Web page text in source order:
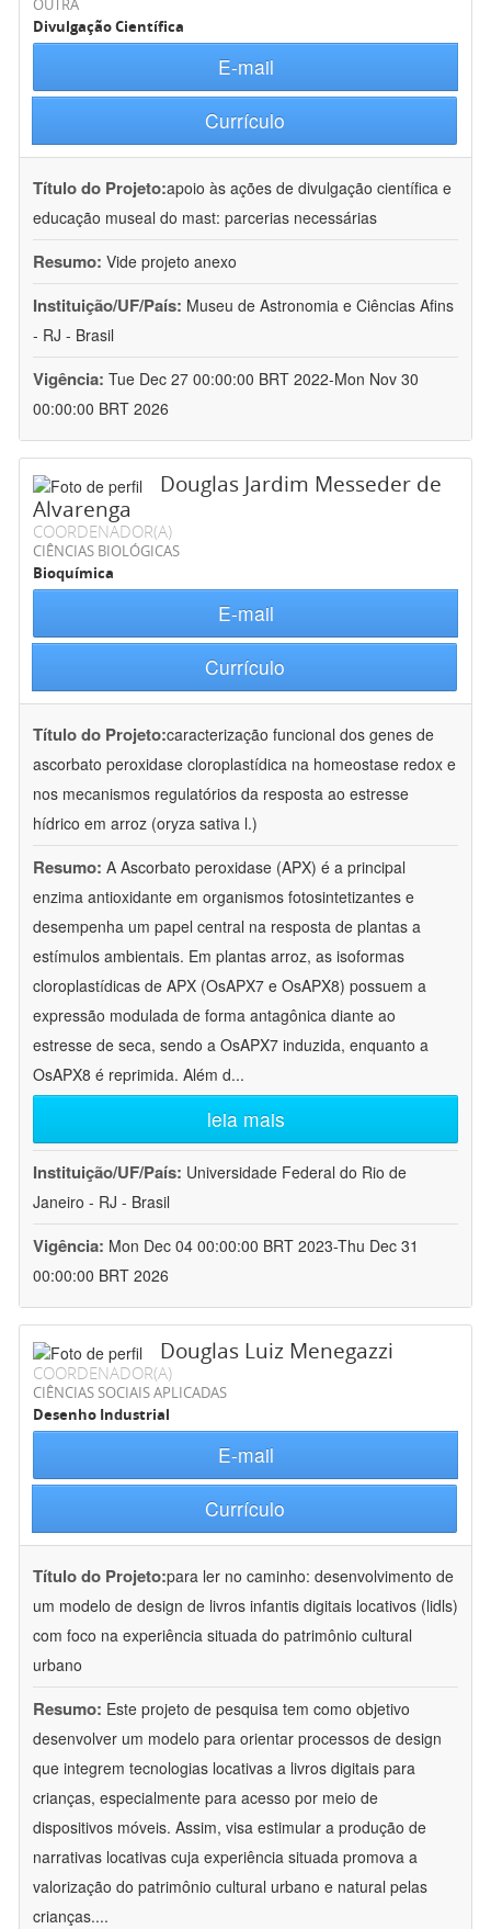
OUTRA
Divulgação Científica
E-mail
Currículo
Título do Projeto:apoio às ações de divulgação científica e
educação museal do mast: parcerias necessárias
Resumo: Vide projeto anexo
Instituição/UF/País: Museu de Astronomia e Ciências Afins
- RJ - Brasil
Vigência: Tue Dec 27 00:00:00 BRT 2022-Mon Nov 30
00:00:00 BRT 2026
Douglas Jardim Messeder de
Alvarenga
COORDENADOR(A)
CIÊNCIAS BIOLÓGICAS
Bioquímica
E-mail
Currículo
Título do Projeto:caracterização funcional dos genes de
ascorbato peroxidase cloroplastídica na homeostase redox e
nos mecanismos regulatórios da resposta ao estresse
hídrico em arroz (oryza sativa l.)
Resumo: A Ascorbato peroxidase (APX) é a principal
enzima antioxidante em organismos fotosintetizantes e
desempenha um papel central na resposta de plantas a
estímulos ambientais. Em plantas arroz, as isoformas
cloroplastídicas de APX (OsAPX7 e OsAPX8) possuem a
expressão modulada de forma antagônica diante ao
estresse de seca, sendo a OsAPX7 induzida, enquanto a
OsAPX8 é reprimida. Além d...
leia mais
Instituição/UF/País: Universidade Federal do Rio de
Janeiro - RJ - Brasil
Vigência: Mon Dec 04 00:00:00 BRT 2023-Thu Dec 31
00:00:00 BRT 2026
Douglas Luiz Menegazzi
COORDENADOR(A)
CIÊNCIAS SOCIAIS APLICADAS
Desenho Industrial
E-mail
Currículo
Título do Projeto:para ler no caminho: desenvolvimento de
um modelo de design de livros infantis digitais locativos (lidls)
com foco na experiência situada do patrimônio cultural
urbano
Resumo: Este projeto de pesquisa tem como objetivo
desenvolver um modelo para orientar processos de design
que integrem tecnologias locativas a livros digitais para
crianças, especialmente para acesso por meio de
dispositivos móveis. Assim, visa estimular a produção de
narrativas locativas cuja experiência situada promova a
valorização do patrimônio cultural urbano e natural pelas
crianças....